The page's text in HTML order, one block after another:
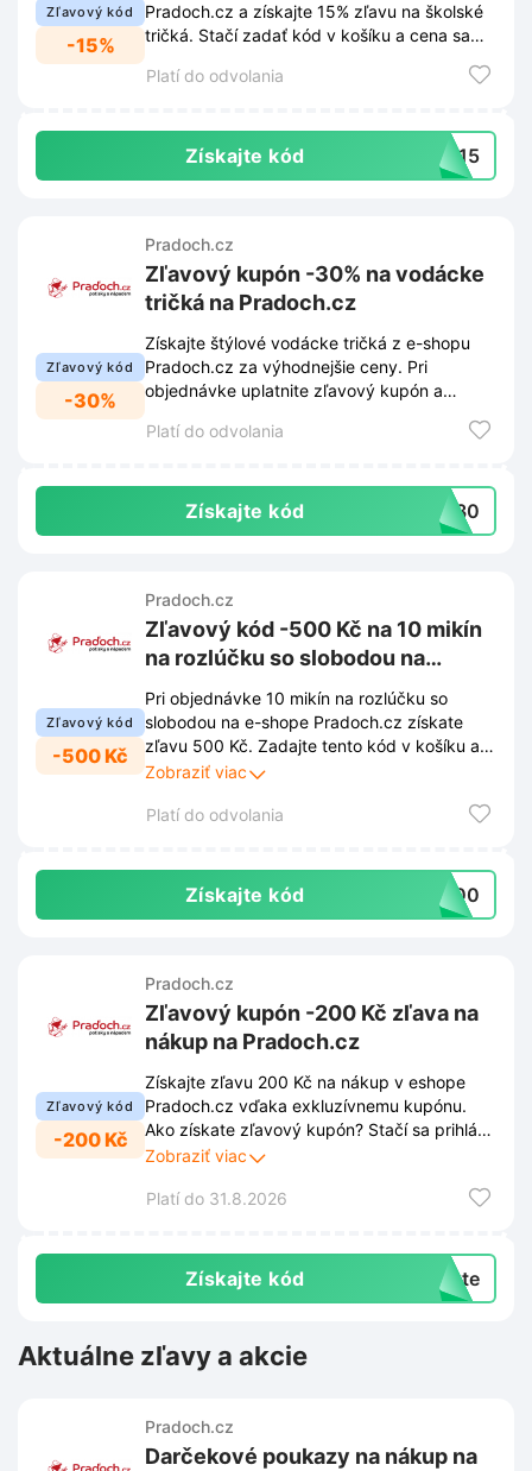
Zľavový kód
-15%
Pradoch.cz a získajte 15% zľavu na školské
tričká. Stačí zadať kód v košíku a cena sa
Platí do odvolania
Získajte kód ci15
Zľavový kód
-30%
Pradoch.cz
Zľavový kupón -30% na vodácke
tričká na Pradoch.cz
Získajte štýlové vodácke tričká z e-shopu
Pradoch.cz za výhodnejšie ceny. Pri
objednávke uplatnite zľavový kupón a
Platí do odvolania
Získajte kód ci30
Zľavový kód
-500 Kč
Pradoch.cz
Zľavový kód -500 Kč na 10 mikín
na rozlúčku so slobodou na
Pradoch.cz
Pri objednávke 10 mikín na rozlúčku so
slobodou na e-shope Pradoch.cz získate
zľavu 500 Kč. Zadajte tento kód v košíku a
ušetrite pri nákupe oblečenia pre celú partiu.
Zobraziť viac
Platí do odvolania
Získajte kód a500
Zľavový kód
-200 Kč
Pradoch.cz
Zľavový kupón -200 Kč zľava na
nákup na Pradoch.cz
Získajte zľavu 200 Kč na nákup v eshope
Pradoch.cz vďaka exkluzívnemu kupónu.
Ako získate zľavový kupón? Stačí sa prihlásiť
k odberu newslettera cez vyskakovacie
neuniknú žiadne novinky, 20% zľavy ani
Zobraziť viac
Platí do 31.8.2026
Získajte kód exte
Aktuálne zľavy a akcie
Pradoch.cz
Darčekové poukazy na nákup na